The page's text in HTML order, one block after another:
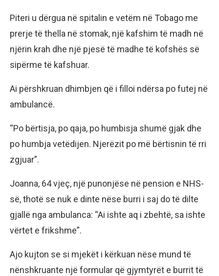
Piteri u dërgua në spitalin e vetëm në Tobago me
prerje të thella në stomak, një kafshim të madh në
njërin krah dhe një pjesë të madhe të kofshës së
sipërme të kafshuar.
Ai përshkruan dhimbjen që i filloi ndërsa po futej në
ambulancë.
“Po bërtisja, po qaja, po humbisja shumë gjak dhe
po humbja vetëdijen. Njerëzit po më bërtisnin të rri
zgjuar”.
Joanna, 64 vjeç, një punonjëse në pension e NHS-
së, thotë se nuk e dinte nëse burri i saj do të dilte
gjallë nga ambulanca: “Ai ishte aq i zbehtë, sa ishte
vërtet e frikshme”.
Ajo kujton se si mjekët i kërkuan nëse mund të
nënshkruante një formular që gjymtyrët e burrit të